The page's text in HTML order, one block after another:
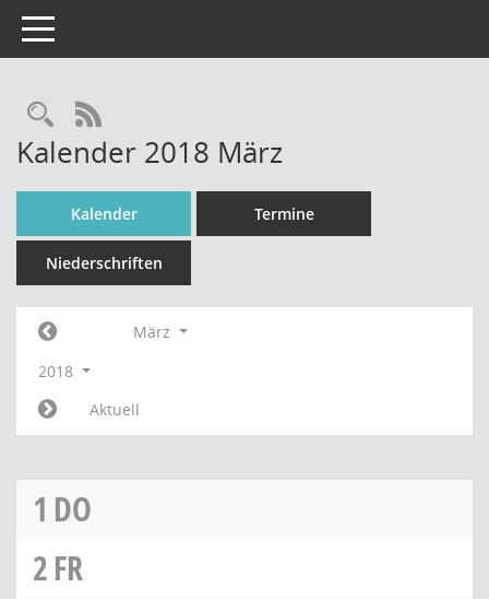
Toggle navigation
Rechercheauswahl
RSS-Feed
Kalender 2018 März
Kalender Termine
Niederschriften
März
2018
Aktuell
1 DO
2FR